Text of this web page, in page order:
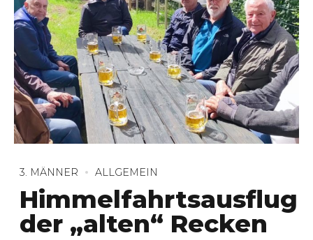
3. MÄNNER ALLGEMEIN
Himmelfahrtsausflug
der „alten“ Recken